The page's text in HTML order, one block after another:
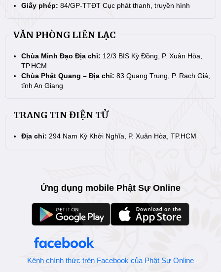
Giấy phép: 84/GP-TTĐT Cục phát thanh, truyền hình
VĂN PHÒNG LIÊN LẠC
Chùa Minh Đạo Địa chỉ: 12/3 BIS Kỳ Đồng, P. Xuân Hòa,
TP.HCM
Chùa Phật Quang – Địa chỉ: 83 Quang Trung, P. Rạch Giá,
tỉnh An Giang
TRANG TIN ĐIỆN TỬ
Địa chỉ: 294 Nam Kỳ Khởi Nghĩa, P. Xuân Hòa, TP.HCM
Ứng dụng mobile Phật Sự Online
Kênh chính thức trên Facebook của Phật Sự Online